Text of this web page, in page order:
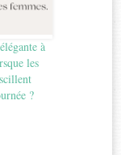
à
les
?